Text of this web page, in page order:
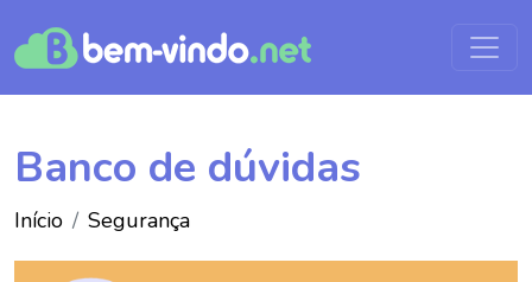
Banco de dúvidas
Início Segurança